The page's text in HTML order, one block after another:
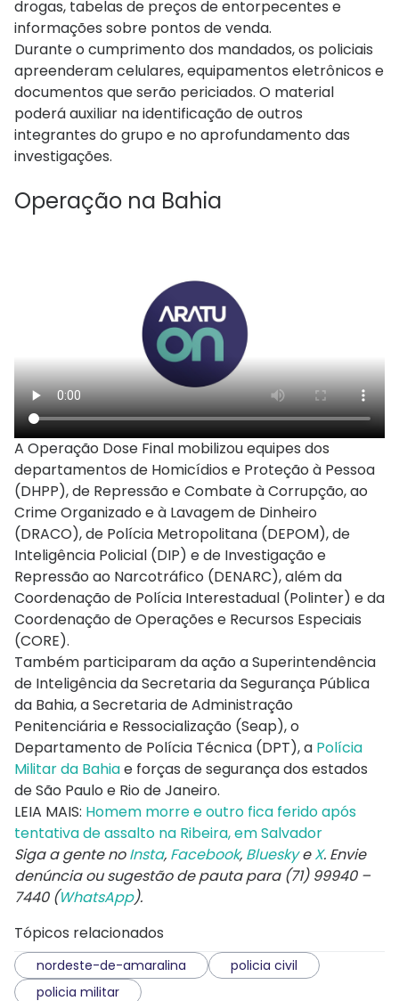
drogas, tabelas de preços de entorpecentes e
informações sobre pontos de venda.
Durante o cumprimento dos mandados, os policiais
apreenderam celulares, equipamentos eletrônicos e
documentos que serão periciados. O material
poderá auxiliar na identificação de outros
integrantes do grupo e no aprofundamento das
investigações.
Operação na Bahia
A Operação Dose Final mobilizou equipes dos
departamentos de Homicídios e Proteção à Pessoa
(DHPP), de Repressão e Combate à Corrupção, ao
Crime Organizado e à Lavagem de Dinheiro
(DRACO), de Polícia Metropolitana (DEPOM), de
Inteligência Policial (DIP) e de Investigação e
Repressão ao Narcotráfico (DENARC), além da
Coordenação de Polícia Interestadual (Polinter) e da
Coordenação de Operações e Recursos Especiais
(CORE).
Também participaram da ação a Superintendência
de Inteligência da Secretaria da Segurança Pública
da Bahia, a Secretaria de Administração
Penitenciária e Ressocialização (Seap), o
Departamento de Polícia Técnica (DPT), a Polícia
Militar da Bahiae forças de segurança dos estados
de São Paulo e Rio de Janeiro.
LEIA MAIS: Homem morre e outro fica ferido após
tentativa de assalto na Ribeira, em Salvador
Siga a gente noInsta, Facebook, BlueskyeX. Envie
denúncia ou sugestão de pauta para (71) 99940 –
7440 (WhatsApp).
Tópicos relacionados
nordeste-de-amaralina
policia civil
policia militar